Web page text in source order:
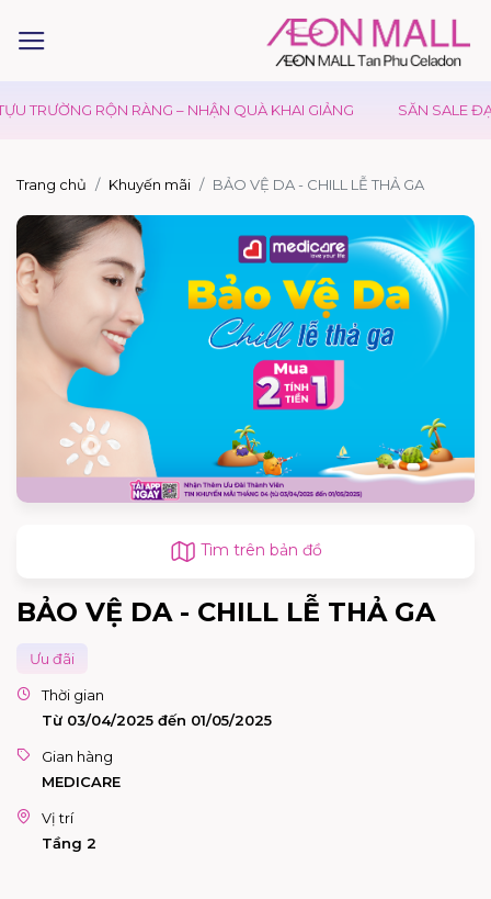
TRƯỜNG RỘN RÀNG – NHẬN QUÀ KHAI GIẢNG SĂN SALE
Trang chủ Khuyến mãi BẢO VỆ DA - CHILL LỄ THẢ GA
Tìm trên bản đồ
BẢO VỆ DA - CHILL LỄ THẢ GA
Ưu đãi
Thời gian
Từ 03/04/2025 đến 01/05/2025
Gian hàng
MEDICARE
Vị trí
Tầng 2